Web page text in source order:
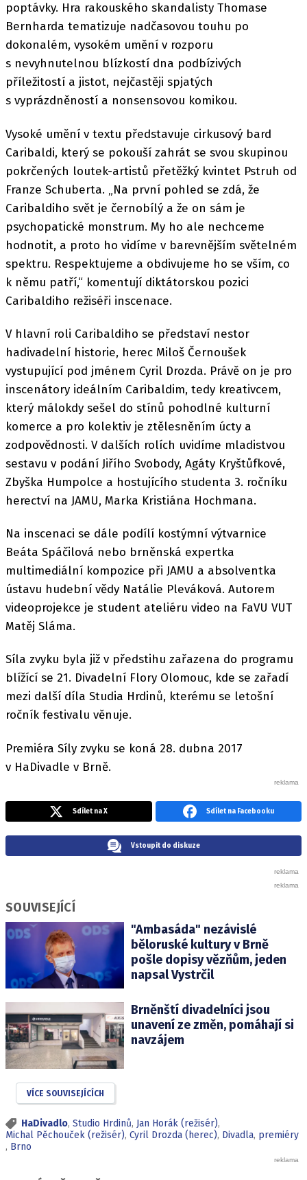
poptávky. Hra rakouského skandalisty Thomase
Bernharda tematizuje nadčasovou touhu po
dokonalém, vysokém umění v rozporu
s nevyhnutelnou blízkostí dna podbízivých
příležitostí a jistot, nejčastěji spjatých
s vyprázdněností a nonsensovou komikou.
Vysoké umění v textu představuje cirkusový bard
Caribaldi, který se pokouší zahrát se svou skupinou
pokrčených loutek-artistů přetěžký kvintet Pstruh od
Franze Schuberta. „Na první pohled se zdá, že
Caribaldiho svět je černobílý a že on sám je
psychopatické monstrum. My ho ale nechceme
hodnotit, a proto ho vidíme v barevnějším světelném
spektru. Respektujeme a obdivujeme ho se vším, co
k němu patří,“ komentují diktátorskou pozici
Caribaldiho režiséři inscenace.
V hlavní roli Caribaldiho se představí nestor
hadivadelní historie, herec Miloš Černoušek
vystupující pod jménem Cyril Drozda. Právě on je pro
inscenátory ideálním Caribaldim, tedy kreativcem,
který málokdy sešel do stínů pohodlné kulturní
komerce a pro kolektiv je ztělesněním úcty a
zodpovědnosti. V dalších rolích uvidíme mladistvou
sestavu v podání Jiřího Svobody, Agáty Kryštůfkové,
Zbyška Humpolce a hostujícího studenta 3. ročníku
herectví na JAMU, Marka Kristiána Hochmana.
Na inscenaci se dále podílí kostýmní výtvarnice
Beáta Spáčilová nebo brněnská expertka
multimediální kompozice při JAMU a absolventka
ústavu hudební vědy Natálie Pleváková. Autorem
videoprojekce je student ateliéru video na FaVU VUT
Matěj Sláma.
Síla zvyku byla již v předstihu zařazena do programu
blížící se 21. Divadelní Flory Olomouc, kde se zařadí
mezi další díla Studia Hrdinů, kterému se letošní
ročník festivalu věnuje.
Premiéra Síly zvyku se koná 28. dubna 2017
v HaDivadle v Brně.
Sdílet na X Sdílet na Facebooku
Vstoupit do diskuze
SOUVISEJÍCÍ
"Ambasáda" nezávislé
běloruské kultury v Brně
pošle dopisy vězňům, jeden
napsal Vystrčil
Brněnští divadelníci jsou
unavení ze změn, pomáhají si
navzájem
VÍCE SOUVISEJÍCÍCH
HaDivadlo, Studio Hrdinů, Jan Horák (režisér),
Michal Pěchouček (režisér), Cyril Drozda (herec), Divadla, premiéry
, Brno